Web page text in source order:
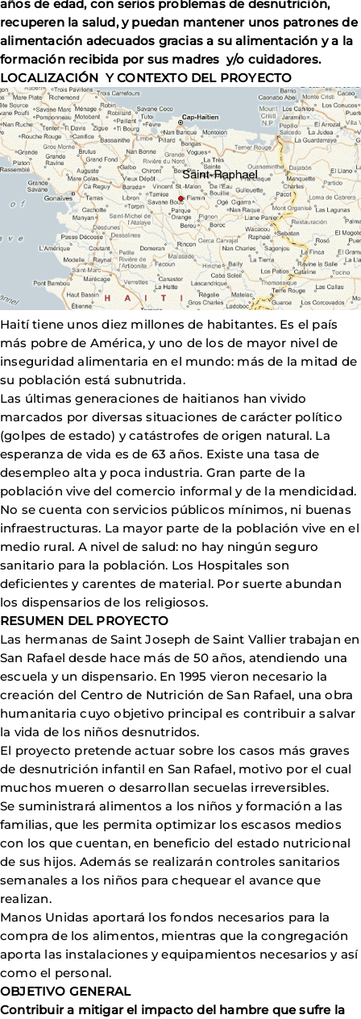
años de edad, con serios problemas de desnutrición,
recuperen la salud, y puedan mantener unos patrones de
alimentación adecuados gracias a su alimentación y a la
formación recibida por sus madres y/o cuidadores.
LOCALIZACIÓN Y CONTEXTO DEL PROYECTO
Haití tiene unos diez millones de habitantes. Es el país
más pobre de América, y uno de los de mayor nivel de
inseguridad alimentaria en el mundo: más de la mitad de
su población está subnutrida.
Las últimas generaciones de haitianos han vivido
marcados por diversas situaciones de carácter político
(golpes de estado) y catástrofes de origen natural. La
esperanza de vida es de 63 años. Existe una tasa de
desempleo alta y poca industria. Gran parte de la
población vive del comercio informal y de la mendicidad.
No se cuenta con servicios públicos mínimos, ni buenas
infraestructuras. La mayor parte de la población vive en el
medio rural. A nivel de salud: no hay ningún seguro
sanitario para la población. Los Hospitales son
deficientes y carentes de material. Por suerte abundan
los dispensarios de los religiosos.
RESUMEN DEL PROYECTO
Las hermanas de Saint Joseph de Saint Vallier trabajan en
San Rafael desde hace más de 50 años, atendiendo una
escuela y un dispensario. En 1995 vieron necesario la
creación del Centro de Nutrición de San Rafael, una obra
humanitaria cuyo objetivo principal es contribuir a salvar
la vida de los niños desnutridos.
El proyecto pretende actuar sobre los casos más graves
de desnutrición infantil en San Rafael, motivo por el cual
muchos mueren o desarrollan secuelas irreversibles.
Se suministrará alimentos a los niños y formación a las
familias, que les permita optimizar los escasos medios
con los que cuentan, en beneficio del estado nutricional
de sus hijos. Además se realizarán controles sanitarios
semanales a los niños para chequear el avance que
realizan.
Manos Unidas aportará los fondos necesarios para la
compra de los alimentos, mientras que la congregación
aporta las instalaciones y equipamientos necesarios y así
como el personal.
OBJETIVO GENERAL
Contribuir a mitigar el impacto del hambre que sufre la